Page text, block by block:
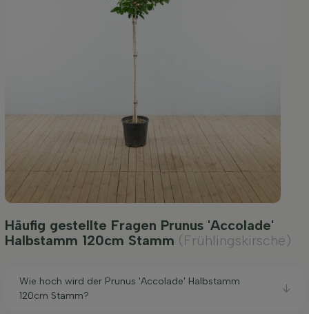
Häufig gestellte Fragen Prunus 'Accolade'
Halbstamm 120cm Stamm (Frühlingskirsche)
Wie hoch wird der Prunus 'Accolade' Halbstamm
120cm Stamm?